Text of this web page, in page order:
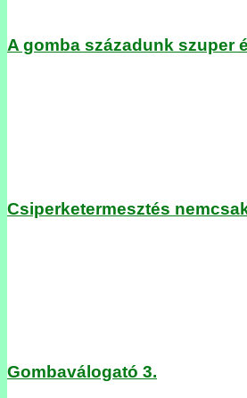
A gomba századunk szuper
Csiperketermesztés
Gombaválogató 3.